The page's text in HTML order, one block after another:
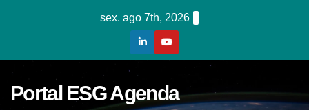
sex. ago 7th, 2026
Portal ESG Agenda